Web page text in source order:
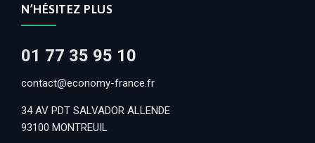
N’HÉSITEZ PLUS
01 77 35 95 10
contact@economy-france.fr
34 AV PDT SALVADOR ALLENDE
93100 MONTREUIL